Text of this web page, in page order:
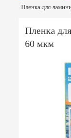
Пленка для
Пленка
60 мкм